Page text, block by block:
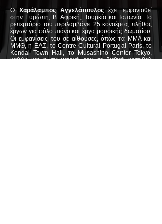
Ο Χαράλαμπος Αγγελόπουλος έχει εμφανισθεί
στην Ευρώπη, Β. Αφρική, Τουρκία και Ιαπωνία. Το
ρεπερτόριο του περιλαμβάνει 25 κονσέρτα, πλήθος
έργων για σόλο πιάνο και έργα μουσικής δωματίου.
Οι εμφανίσεις του σε αίθουσες, όπως τα ΜΜΑ και
ΜΜΘ, η ΕΛΣ, το Centre Cultural Portugal Paris, το
Κendal Town Hall, το Musashino Center Tokyo,
καθώς και η συμμετοχή του σε διεθνή φεστιβάλ